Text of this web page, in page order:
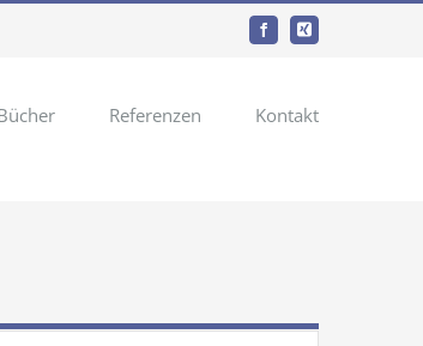
FacebookXing
Referenzen Kontakt